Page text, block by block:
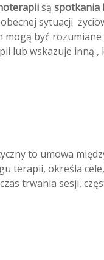
są spotkania
sytuacji
być
lub wskazuje inną ,
to umowa
terapii, określa
trwania sesji,